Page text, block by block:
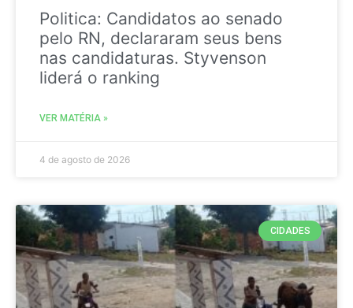
Politica: Candidatos ao senado
pelo RN, declararam seus bens
nas candidaturas. Styvenson
liderá o ranking
VER MATÉRIA »
4 de agosto de 2026
CIDADES